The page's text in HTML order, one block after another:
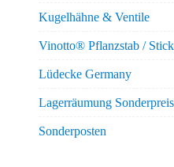
Kugelhähne & Ventile
Vinotto® Pflanzstab /
Lüdecke Germany
Lagerräumung
Sonderposten